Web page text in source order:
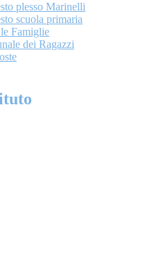
plesso Marinelli
scuola primaria
Famiglie
dei Ragazzi